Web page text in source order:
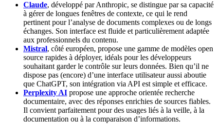
Claude, développé par Anthropic, se distingue par sa capacité
à gérer de longues fenêtres de contexte, ce qui le rend
pertinent pour l’analyse de documents complexes ou de longs
échanges. Son interface est fluide et particulièrement adaptée
aux professionnels du contenu.
Mistral, côté européen, propose une gamme de modèles open
source rapides à déployer, idéals pour les développeurs
souhaitant garder le contrôle sur leurs données. Bien qu’il ne
dispose pas (encore) d’une interface utilisateur aussi aboutie
que ChatGPT, son intégration via API est simple et efficace.
Perplexity AI propose une approche orientée recherche
documentaire, avec des réponses enrichies de sources fiables.
Il convient parfaitement pour des usages liés à la veille, à la
documentation ou à la comparaison d’informations.